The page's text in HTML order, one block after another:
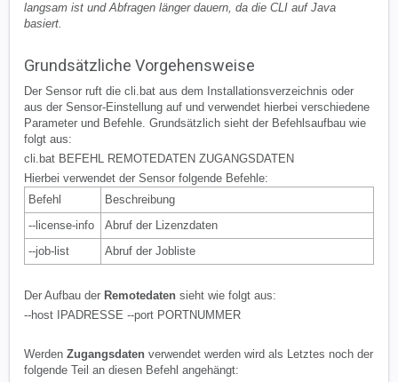
langsam ist und Abfragen länger dauern, da die CLI auf Java
basiert.
Grundsätzliche Vorgehensweise
Der Sensor ruft die cli.bat aus dem Installationsverzeichnis oder
aus der Sensor-Einstellung auf und verwendet hierbei verschiedene
Parameter und Befehle. Grundsätzlich sieht der Befehlsaufbau wie
folgt aus:
cli.bat BEFEHL REMOTEDATEN ZUGANGSDATEN
Hierbei verwendet der Sensor folgende Befehle:
Befehl
Beschreibung
--license-info
Abruf der Lizenzdaten
--job-list
Abruf der Jobliste
Der Aufbau der Remotedaten sieht wie folgt aus:
--host IPADRESSE --port PORTNUMMER
Werden Zugangsdaten verwendet werden wird als Letztes noch der
folgende Teil an diesen Befehl angehängt: